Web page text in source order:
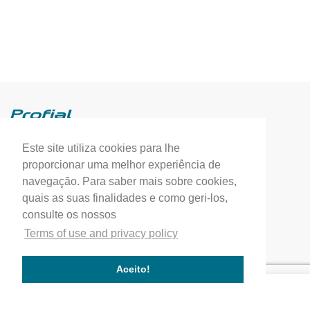
Este site utiliza cookies para lhe
proporcionar uma melhor experiência de
navegação. Para saber mais sobre cookies,
quais as suas finalidades e como geri-los,
consulte os nossos
Terms of use and privacy policy
Aceito!
Profial, Profissionais de Alumínio, S.A.
(+351) 249 549 090
correio.geral@profial.pt
Home